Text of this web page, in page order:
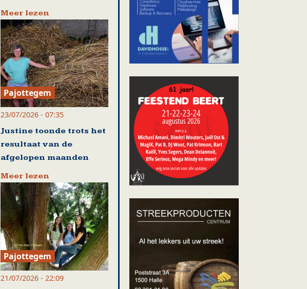
Meer lezen
Pajottegem
23/07/2026 - 07:35
Justine toonde trots het
resultaat van de
afgelopen maanden
Meer lezen
Pajottegem
21/07/2026 - 22:09